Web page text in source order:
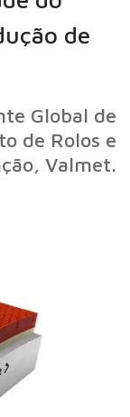
de
Global de
de Rolos e
Valmet.